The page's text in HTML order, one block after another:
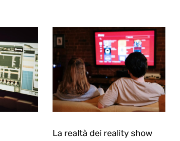
La realtà dei reality show